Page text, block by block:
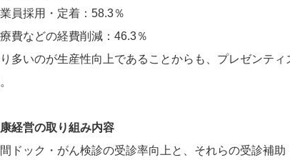
業員採用・定着：58.3％
療費などの経費削減：46.3％
多いのが生産性向上であることからも、プレゼンティ
経営の取り組み内容
間ドック・がん検診の受診率向上と、それらの受診補助